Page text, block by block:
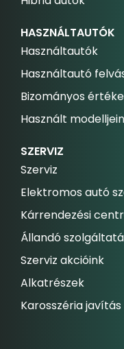
HASZNÁLTAUTÓK
Használtautók
Használtautó
Bizományos
Használt
SZERVIZ
Szerviz
Elektromos autó
Kárrendezési
Állandó
Szerviz akcióink
Alkatrészek
Karosszéria javítás